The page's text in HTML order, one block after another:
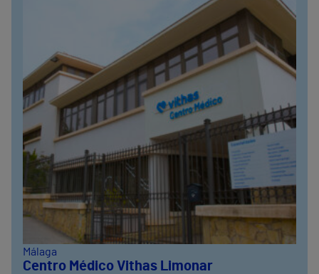
Málaga
Centro Médico Vithas Limonar